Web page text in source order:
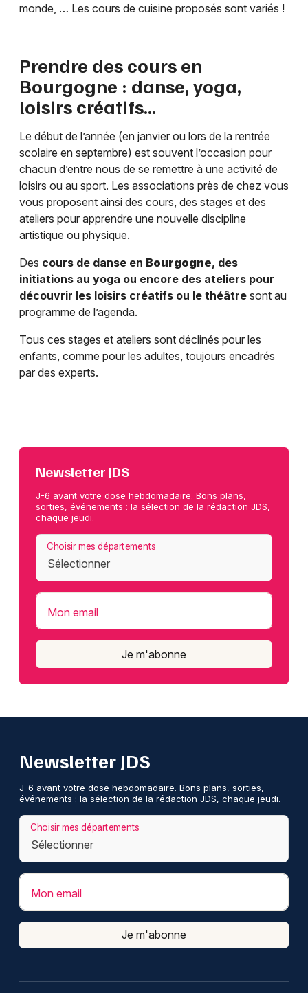
monde, … Les cours de cuisine proposés sont variés !
Prendre des cours en
Bourgogne : danse, yoga,
loisirs créatifs…
Le début de l’année (en janvier ou lors de la rentrée
scolaire en septembre) est souvent l’occasion pour
chacun d’entre nous de se remettre à une activité de
loisirs ou au sport. Les associations près de chez vous
vous proposent ainsi des cours, des stages et des
ateliers pour apprendre une nouvelle discipline
artistique ou physique.
Des cours de danse en Bourgogne, des
initiations au yoga ou encore des ateliers pour
découvrir les loisirs créatifs ou le théâtre sont au
programme de l’agenda.
Tous ces stages et ateliers sont déclinés pour les
enfants, comme pour les adultes, toujours encadrés
par des experts.
Newsletter JDS
J-6 avant votre dose hebdomadaire. Bons plans,
sorties, événements : la sélection de la rédaction JDS,
chaque jeudi.
Choisir mes départements
Mon email
Je m'abonne
Newsletter JDS
J-6 avant votre dose hebdomadaire. Bons plans, sorties,
événements : la sélection de la rédaction JDS, chaque jeudi.
Choisir mes départements
Mon email
Je m'abonne